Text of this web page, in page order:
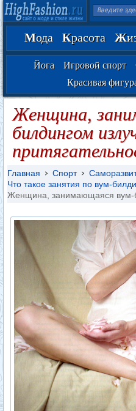
Мода Красота Ж
Йога Игровой спорт
Красивая
Женщина,
билдингом
Главная Спорт
Что такое занятия по вум-
Женщина, занимающаяся вум-